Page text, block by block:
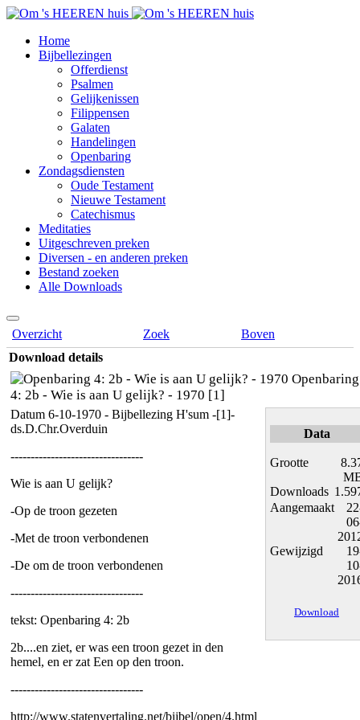
Home
Bijbellezingen
Offerdienst
Psalmen
Gelijkenissen
Filippensen
Galaten
Handelingen
Openbaring
Zondagsdiensten
Oude Testament
Nieuwe Testament
Catechismus
Meditaties
Uitgeschreven preken
Diversen - en anderen preken
Bestand zoeken
Alle Downloads
Overzicht Zoek
Boven
Download details
Openbaring
4: 2b - Wie is aan U gelijk? - 1970 [1]
Datum 6-10-1970 - Bijbellezing H'sum -[1]-
ds.D.Chr.Overduin
---------------------------------
Wie is aan U gelijk?
-Op de troon gezeten
-Met de troon verbondenen
-De om de troon verbondenen
---------------------------------
tekst: Openbaring 4: 2b
2b....en ziet, er was een troon gezet in den
hemel, en er zat Een op den troon.
---------------------------------
http://www.statenvertaling.net/bijbel/open/4.html
Data
Grootte
Downloads
Aangemaakt
Gewijzigd
Download